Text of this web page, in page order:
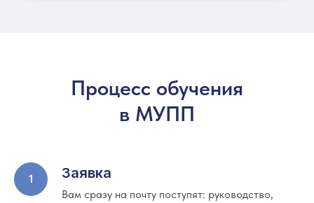
Процесс обучения
в МУПП
Заявка
Вам сразу на почту поступят: руководство,